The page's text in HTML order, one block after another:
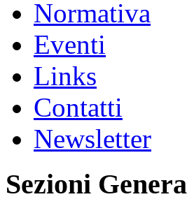
Normativa
Eventi
Links
Contatti
Newsletter
Sezioni